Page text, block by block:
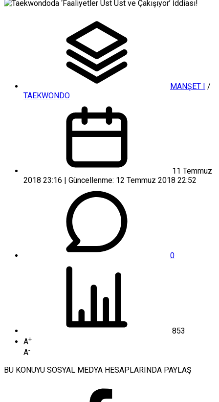
MANŞET I /
TAEKWONDO
11 Temmuz
2018 23:16 | Güncellenme: 12 Temmuz 2018 22:52
0
853
A+
A-
BU KONUYU SOSYAL MEDYA HESAPLARINDA PAYLAŞ